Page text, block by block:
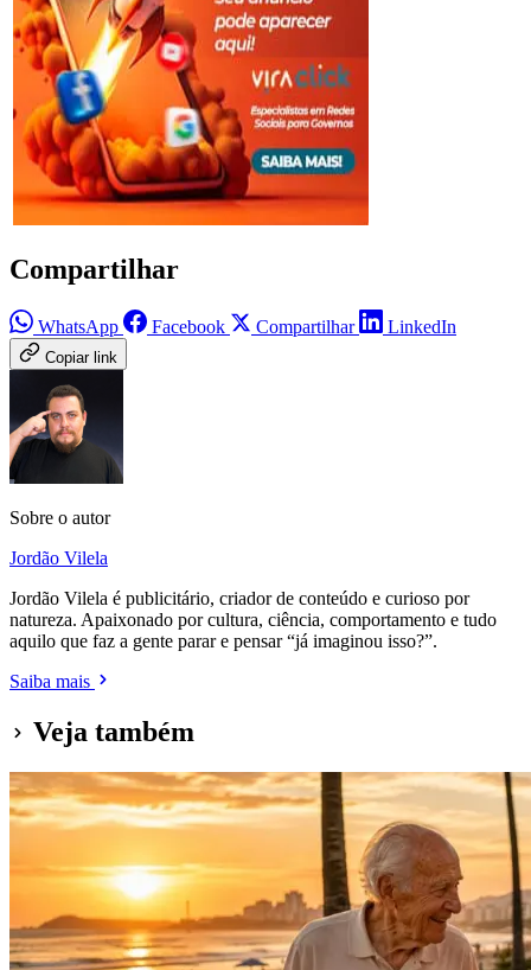
Compartilhar
WhatsApp Facebook Compartilhar LinkedIn
Copiar link
Sobre o autor
Jordão Vilela
Jordão Vilela é publicitário, criador de conteúdo e curioso por
natureza. Apaixonado por cultura, ciência, comportamento e tudo
aquilo que faz a gente parar e pensar “já imaginou isso?”.
Saiba mais
Veja também